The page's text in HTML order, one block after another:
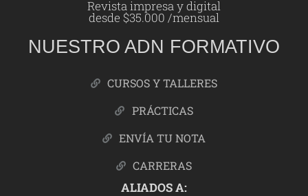
Revista impresa y digital
desde $35.000 /mensual
NUESTRO ADN FORMATIVO
CURSOS Y TALLERES
PRÁCTICAS
ENVÍA TU NOTA
CARRERAS
ALIADOS A: